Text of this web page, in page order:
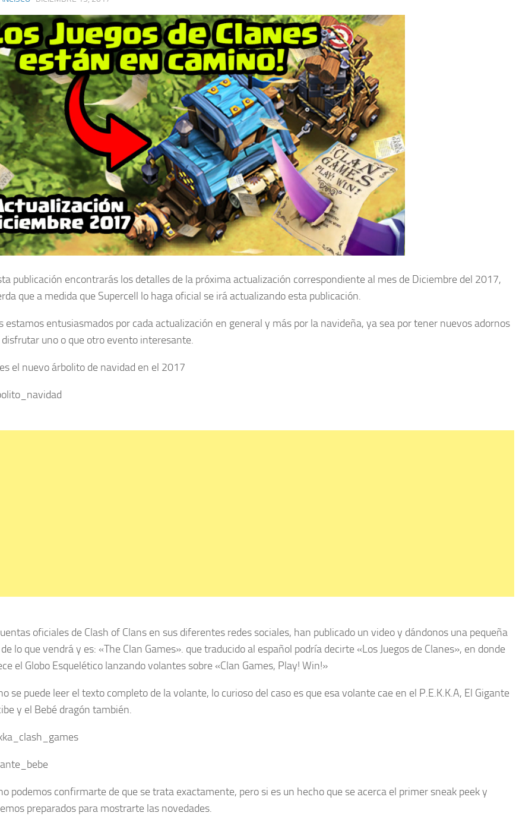
publicación encontrarás los detalles de la próxima actualización correspondiente al mes de Diciembre del 2017,
que a medida que Supercell lo haga oficial se irá actualizando esta publicación.
estamos entusiasmados por cada actualización en general y más por la navideña, ya sea por tener nuevos adornos
disfrutar uno o que otro evento interesante.
el nuevo árbolito de navidad en el 2017
oficiales de Clash of Clans en sus diferentes redes sociales, han publicado un video y dándonos una pequeña
lo que vendrá y es: «The Clan Games». que traducido al español podría decirte «Los Juegos de Clanes», en donde
el Globo Esquelético lanzando volantes sobre «Clan Games, Play! Win!»
se puede leer el texto completo de la volante, lo curioso del caso es que esa volante cae en el P.E.K.K.A, El Gigante
y el Bebé dragón también.
podemos confirmarte de que se trata exactamente, pero si es un hecho que se acerca el primer sneak peek y
preparados para mostrarte las novedades.